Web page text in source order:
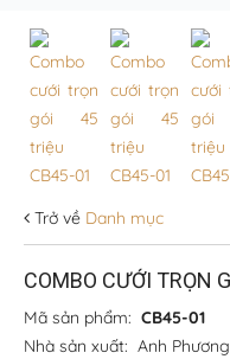
Trở về Danh mục
COMBO CƯỚI TRỌN
Mã sản phẩm: CB45-01
Nhà sản xuất: Anh